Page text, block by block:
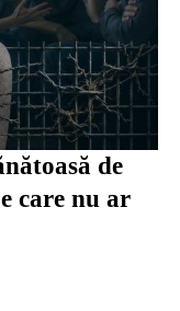
de
care nu ar